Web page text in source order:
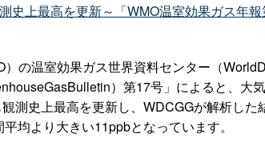
史上最高を更新～「WMO温室効果ガス年
の温室効果ガス世界資料センター（
）第17号」によると、大
測史上最高を更新し、WDCGGが解析し
均より大きい11ppbとなっています。